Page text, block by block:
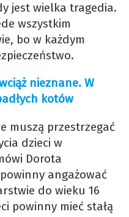
jest wielka tragedia.
wszystkim
bo w każdym
nieznane. W
kotów
muszą przestrzegać
dzieci w
Dorota
angażować
do wieku 16
powinny mieć stałą